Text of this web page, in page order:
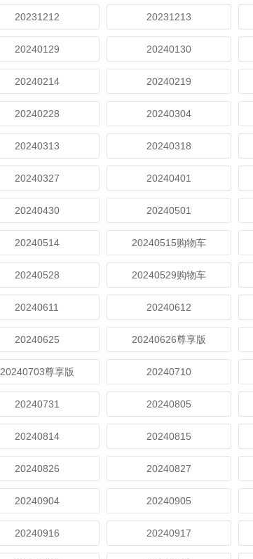
20231212 20231213
20240129 20240130
20240214 20240219
20240228 20240304
20240313 20240318
20240327 20240401
20240430 20240501
20240514 20240515购物车
20240528 20240529购物车
20240611 20240612
20240625 20240626尊享版
20240703尊享版 20240710
20240731 20240805
20240814 20240815
20240826 20240827
20240904 20240905
20240916 20240917